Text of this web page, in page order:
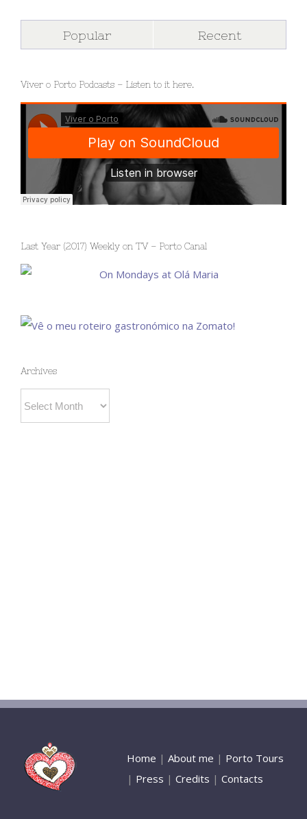
Popular Recent
Viver o Porto Podcasts – Listen to it here.
Last Year (2017) Weekly on TV – Porto Canal
Archives
Home | About me | Porto Tours
| Press | Credits | Contacts